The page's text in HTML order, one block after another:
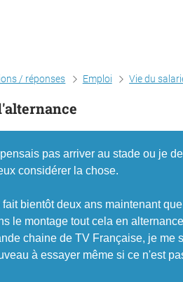
/ réponses Emploi Vie du
pas arriver au stade ou je
considérer la chose.
fait bientôt deux ans maintenant
le montage tout cela en
chaine de TV Française, je me
à essayer même si ce n'est